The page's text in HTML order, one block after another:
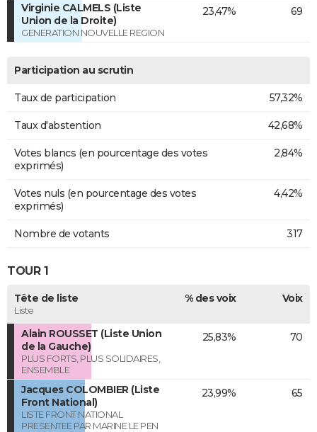
Virginie CALMELS (Liste
Union de la Droite)
GENERATION NOUVELLE REGION
23,47% 69
Participation au scrutin
Taux de participation 57,32%
Taux d'abstention 42,68%
Votes blancs (en pourcentage des votes
exprimés)
2,84%
Votes nuls (en pourcentage des votes
exprimés)
4,42%
Nombre de votants 317
TOUR 1
Tête de liste
Liste
% des voix Voix
Alain ROUSSET (Liste Union
de la Gauche)
PLUS FORTS, PLUS SOLIDAIRES,
ENSEMBLE
25,83% 70
Jacques COLOMBIER (Liste
Front National)
LISTE FRONT NATIONAL
PRESENTEE PAR MARINE LE PEN
23,99% 65